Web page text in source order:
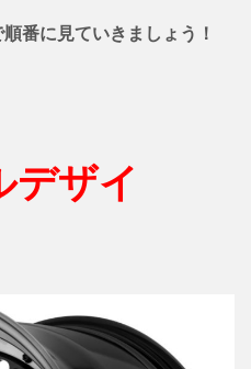
番に見ていきましょう！
デザイ